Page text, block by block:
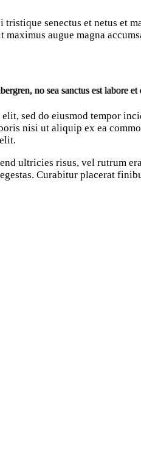
senectus et netus et
augue magna
no sea sanctus est labore
sed do eiusmod tempor
nisi ut aliquip ex ea
ultricies risus, vel rutrum
Curabitur placerat